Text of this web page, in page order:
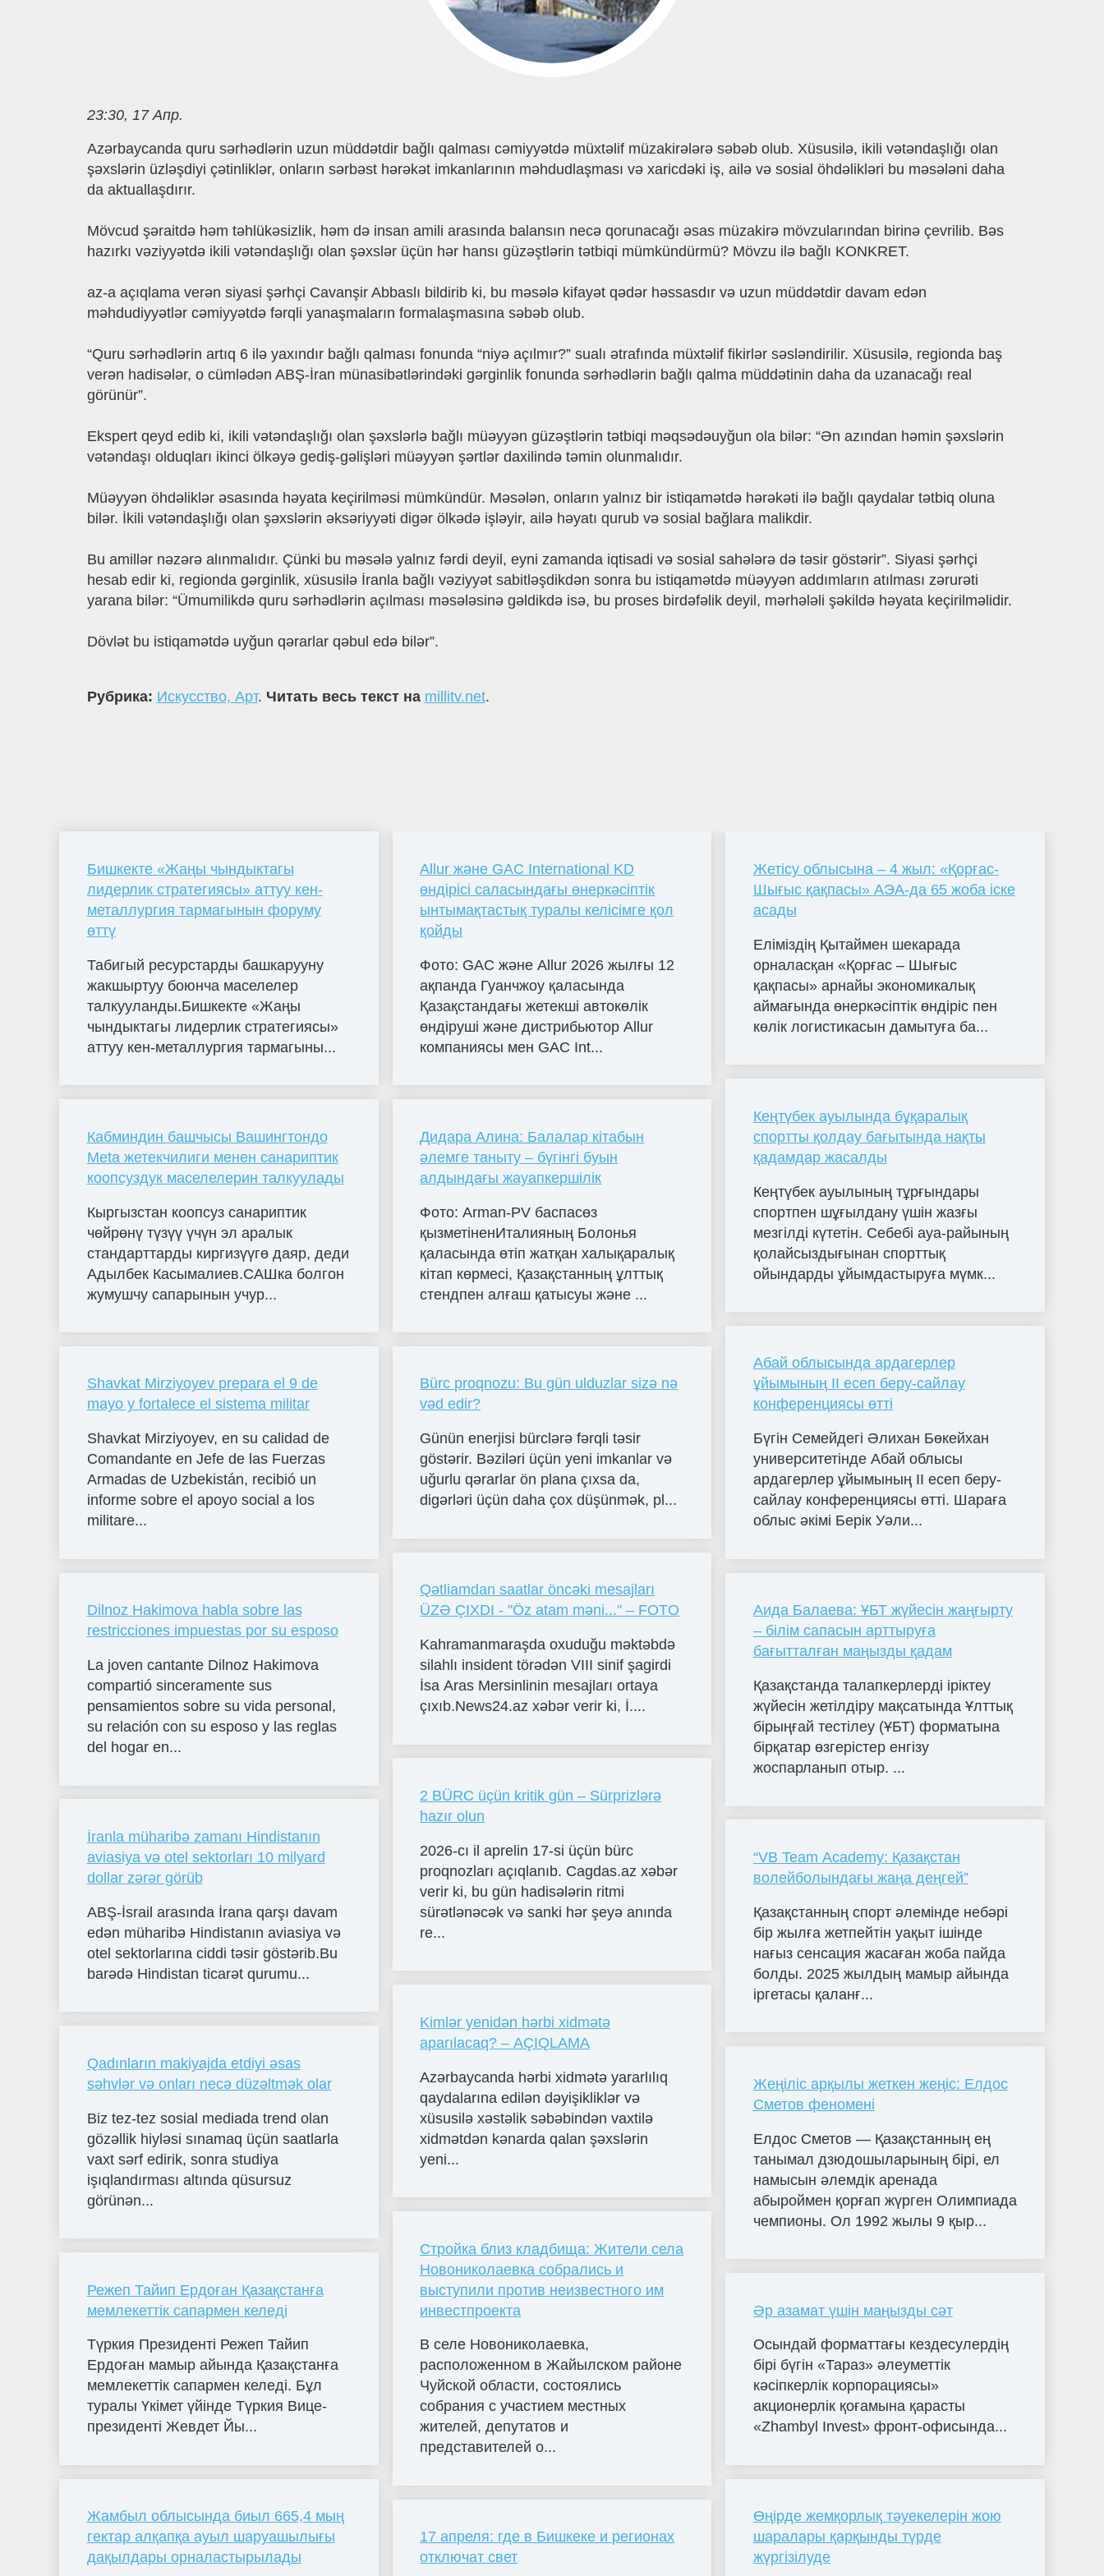
23:30, 17 Апр.
Azərbaycanda quru sərhədlərin uzun müddətdir bağlı qalması cəmiyyətdə müxtəlif müzakirələrə səbəb olub. Xüsusilə, ikili vətəndaşlığı olan
şəxslərin üzləşdiyi çətinliklər, onların sərbəst hərəkət imkanlarının məhdudlaşması və xaricdəki iş, ailə və sosial öhdəlikləri bu məsələni daha
da aktuallaşdırır.
Mövcud şəraitdə həm təhlükəsizlik, həm də insan amili arasında balansın necə qorunacağı əsas müzakirə mövzularından birinə çevrilib. Bəs
hazırkı vəziyyətdə ikili vətəndaşlığı olan şəxslər üçün hər hansı güzəştlərin tətbiqi mümkündürmü? Mövzu ilə bağlı KONKRET.
az-a açıqlama verən siyasi şərhçi Cavanşir Abbaslı bildirib ki, bu məsələ kifayət qədər həssasdır və uzun müddətdir davam edən
məhdudiyyətlər cəmiyyətdə fərqli yanaşmaların formalaşmasına səbəb olub.
“Quru sərhədlərin artıq 6 ilə yaxındır bağlı qalması fonunda “niyə açılmır?” sualı ətrafında müxtəlif fikirlər səsləndirilir. Xüsusilə, regionda baş
verən hadisələr, o cümlədən ABŞ-İran münasibətlərindəki gərginlik fonunda sərhədlərin bağlı qalma müddətinin daha da uzanacağı real
görünür”.
Ekspert qeyd edib ki, ikili vətəndaşlığı olan şəxslərlə bağlı müəyyən güzəştlərin tətbiqi məqsədəuyğun ola bilər: “Ən azından həmin şəxslərin
vətəndaşı olduqları ikinci ölkəyə gediş-gəlişləri müəyyən şərtlər daxilində təmin olunmalıdır.
Müəyyən öhdəliklər əsasında həyata keçirilməsi mümkündür. Məsələn, onların yalnız bir istiqamətdə hərəkəti ilə bağlı qaydalar tətbiq oluna
bilər. İkili vətəndaşlığı olan şəxslərin əksəriyyəti digər ölkədə işləyir, ailə həyatı qurub və sosial bağlara malikdir.
Bu amillər nəzərə alınmalıdır. Çünki bu məsələ yalnız fərdi deyil, eyni zamanda iqtisadi və sosial sahələrə də təsir göstərir”. Siyasi şərhçi
hesab edir ki, regionda gərginlik, xüsusilə İranla bağlı vəziyyət sabitləşdikdən sonra bu istiqamətdə müəyyən addımların atılması zərurəti
yarana bilər: “Ümumilikdə quru sərhədlərin açılması məsələsinə gəldikdə isə, bu proses birdəfəlik deyil, mərhələli şəkildə həyata keçirilməlidir.
Dövlət bu istiqamətdə uyğun qərarlar qəbul edə bilər”.
Рубрика: Искусство, Арт. Читать весь текст на millitv.net.
Бишкекте «Жаңы чындыктагы
лидерлик стратегиясы» аттуу кен-
металлургия тармагынын форуму
өттү
Табигый ресурстарды башкарууну
жакшыртуу боюнча маселелер
талкууланды.Бишкекте «Жаңы
чындыктагы лидерлик стратегиясы»
аттуу кен-металлургия тармагыны...
Кабминдин башчысы Вашингтондо
Meta жетекчилиги менен санариптик
коопсуздук маселелерин талкуулады
Кыргызстан коопсуз санариптик
чөйрөнү түзүү үчүн эл аралык
стандарттарды киргизүүгө даяр, деди
Адылбек Касымалиев.САШка болгон
жумушчу сапарынын учур...
Shavkat Mirziyoyev prepara el 9 de
mayo y fortalece el sistema militar
Shavkat Mirziyoyev, en su calidad de
Comandante en Jefe de las Fuerzas
Armadas de Uzbekistán, recibió un
informe sobre el apoyo social a los
militare...
Dilnoz Hakimova habla sobre las
restricciones impuestas por su esposo
La joven cantante Dilnoz Hakimova
compartió sinceramente sus
pensamientos sobre su vida personal,
su relación con su esposo y las reglas
del hogar en...
İranla müharibə zamanı Hindistanın
aviasiya və otel sektorları 10 milyard
dollar zərər görüb
ABŞ-İsrail arasında İrana qarşı davam
edən müharibə Hindistanın aviasiya və
otel sektorlarına ciddi təsir göstərib.Bu
barədə Hindistan ticarət qurumu...
Qadınların makiyajda etdiyi əsas
səhvlər və onları necə düzəltmək olar
Biz tez-tez sosial mediada trend olan
gözəllik hiyləsi sınamaq üçün saatlarla
vaxt sərf edirik, sonra studiya
işıqlandırması altında qüsursuz
görünən...
Режеп Тайип Ердоған Қазақстанға
мемлекеттік сапармен келеді
Түркия Президенті Режеп Тайип
Ердоған мамыр айында Қазақстанға
мемлекеттік сапармен келеді. Бұл
туралы Үкімет үйінде Түркия Вице-
президенті Жевдет Йы...
Жамбыл облысында биыл 665,4 мың
гектар алқапқа ауыл шаруашылығы
дақылдары орналастырылады
Allur және GAC International KD
өндірісі саласындағы өнеркәсіптік
ынтымақтастық туралы келісімге қол
қойды
Фото: GAC және Allur 2026 жылғы 12
ақпанда Гуанчжоу қаласында
Қазақстандағы жетекші автокөлік
өндіруші және дистрибьютор Allur
компаниясы мен GAC Int...
Дидара Алина: Балалар кітабын
әлемге таныту – бүгінгі буын
алдындағы жауапкершілік
Фото: Arman-PV баспасөз
қызметіненИталияның Болонья
қаласында өтіп жатқан халықаралық
кітап көрмесі, Қазақстанның ұлттық
стендпен алғаш қатысуы және ...
Bürc proqnozu: Bu gün ulduzlar sizə nə
vəd edir?
Günün enerjisi bürclərə fərqli təsir
göstərir. Bəziləri üçün yeni imkanlar və
uğurlu qərarlar ön plana çıxsa da,
digərləri üçün daha çox düşünmək, pl...
Qətliamdan saatlar öncəki mesajları
ÜZƏ ÇIXDI - "Öz atam məni..." – FOTO
Kahramanmaraşda oxuduğu məktəbdə
silahlı insident törədən VIII sinif şagirdi
İsa Aras Mersinlinin mesajları ortaya
çıxıb.News24.az xəbər verir ki, İ....
2 BÜRC üçün kritik gün – Sürprizlərə
hazır olun
2026-cı il aprelin 17-si üçün bürc
proqnozları açıqlanıb. Cagdas.az xəbər
verir ki, bu gün hadisələrin ritmi
sürətlənəcək və sanki hər şeyə anında
re...
Kimlər yenidən hərbi xidmətə
aparılacaq? – AÇIQLAMA
Azərbaycanda hərbi xidmətə yararlılıq
qaydalarına edilən dəyişikliklər və
xüsusilə xəstəlik səbəbindən vaxtilə
xidmətdən kənarda qalan şəxslərin
yeni...
Стройка близ кладбища: Жители села
Новониколаевка собрались и
выступили против неизвестного им
инвестпроекта
В селе Новониколаевка,
расположенном в Жайылском районе
Чуйской области, состоялись
собрания с участием местных
жителей, депутатов и
представителей о...
17 апреля: где в Бишкеке и регионах
отключат свет
Жетісу облысына – 4 жыл: «Қорғас-
Шығыс қақпасы» АЭА-да 65 жоба іске
асады
Еліміздің Қытаймен шекарада
орналасқан «Қорғас – Шығыс
қақпасы» арнайы экономикалық
аймағында өнеркәсіптік өндіріс пен
көлік логистикасын дамытуға ба...
Кеңтүбек ауылында бұқаралық
спортты қолдау бағытында нақты
қадамдар жасалды
Кеңтүбек ауылының тұрғындары
спортпен шұғылдану үшін жазғы
мезгілді күтетін. Себебі ауа-райының
қолайсыздығынан спорттық
ойындарды ұйымдастыруға мүмк...
Абай облысында ардагерлер
ұйымының II есеп беру-сайлау
конференциясы өтті
Бүгін Семейдегі Әлихан Бөкейхан
университетінде Абай облысы
ардагерлер ұйымының II есеп беру-
сайлау конференциясы өтті. Шараға
облыс әкімі Берік Уәли...
Аида Балаева: ҰБТ жүйесін жаңғырту
– білім сапасын арттыруға
бағытталған маңызды қадам
Қазақстанда талапкерлерді іріктеу
жүйесін жетілдіру мақсатында Ұлттық
бірыңғай тестілеу (ҰБТ) форматына
бірқатар өзгерістер енгізу
жоспарланып отыр. ...
“VB Team Academy: Қазақстан
волейболындағы жаңа деңгей”
Қазақстанның спорт әлемінде небәрі
бір жылға жетпейтін уақыт ішінде
нағыз сенсация жасаған жоба пайда
болды. 2025 жылдың мамыр айында
іргетасы қаланғ...
Жеңіліс арқылы жеткен жеңіс: Елдос
Сметов феномені
Елдос Сметов — Қазақстанның ең
танымал дзюдошыларының бірі, ел
намысын әлемдік аренада
абыроймен қорғап жүрген Олимпиада
чемпионы. Ол 1992 жылы 9 қыр...
Әр азамат үшін маңызды сәт
Осындай форматтағы кездесулердің
бірі бүгін «Тараз» әлеуметтік
кәсіпкерлік корпорациясы»
акционерлік қоғамына қарасты
«Zhambyl Invest» фронт-офисында...
Өңірде жемқорлық тәуекелерін жою
шаралары қарқынды түрде
жүргізілуде